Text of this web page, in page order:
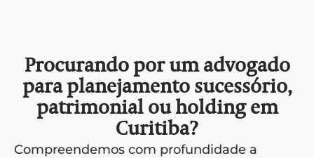
Procurando por um advogado
para planejamento sucessório,
patrimonial ou holding em
Curitiba?
Compreendemos com profundidade a